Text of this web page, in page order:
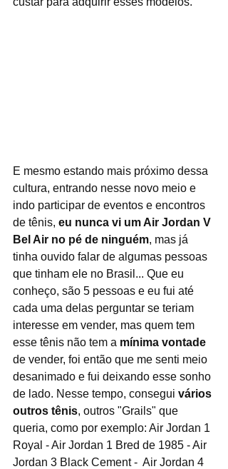
E mesmo estando mais próximo dessa
cultura, entrando nesse novo meio e
indo participar de eventos e encontros
de tênis, eu nunca vi um Air Jordan V
Bel Air no pé de ninguém, mas já
tinha ouvido falar de algumas pessoas
que tinham ele no Brasil... Que eu
conheço, são 5 pessoas e eu fui até
cada uma delas perguntar se teriam
interesse em vender, mas quem tem
esse tênis não tem a mínima vontade
de vender, foi então que me senti meio
desanimado e fui deixando esse sonho
de lado. Nesse tempo, consegui vários
outros tênis, outros "Grails" que
queria, como por exemplo: Air Jordan 1
Royal - Air Jordan 1 Bred de 1985 - Air
Jordan 3 Black Cement -  Air Jordan 4